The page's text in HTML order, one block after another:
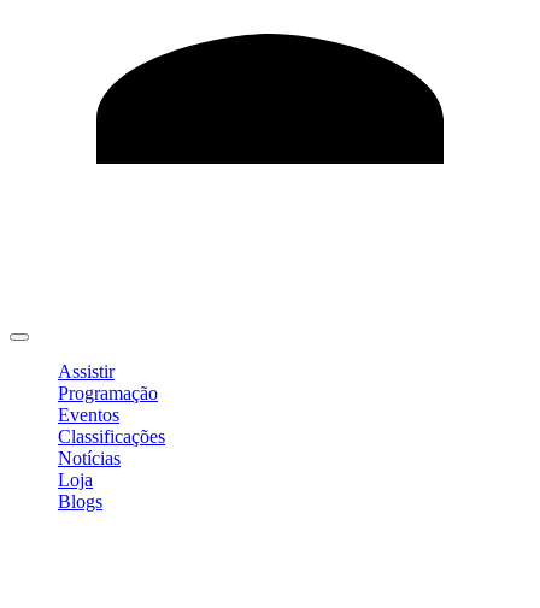
Assistir
Programação
Eventos
Classificações
Notícias
Loja
Blogs